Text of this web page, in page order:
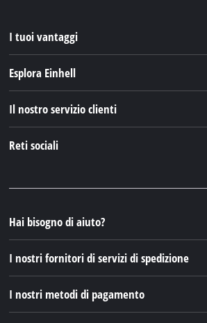
I tuoi vantaggi
Esplora Einhell
Einhell Germany AG
Il nostro servizio clienti
Reti sociali
Instagram
TikTok
Pinterest
Hai bisogno di aiuto?
I nostri fornitori di servizi di spedizione
I nostri metodi di pagamento